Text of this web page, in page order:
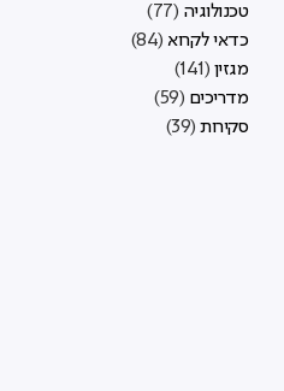
טכנולוגיה (77)
כדאי לקרוא (84)
מגזין (141)
מדריכים (59)
סקירות (39)